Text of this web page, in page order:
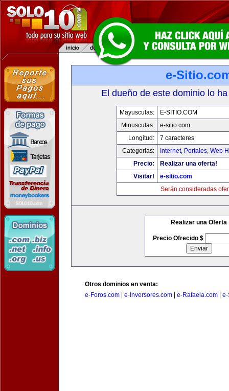
e-
El dueño de este dominio lo
Mayusculas:
E-SITIO.COM
Minusculas:
e-sitio.com
Longitud:
7 caracteres
Categorias:
Internet, Portales, Web
Precio:
Realizar una oferta!
Visitar!
e-sitio.com
Serán consideradas
Realizar una Oferta
Precio Ofrecido $
Otros dominios en venta:
e-Foros.com
e-Inversores.com e-Rafaela.com e-